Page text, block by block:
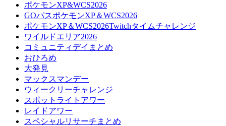
ポケモンXP&WCS2026
GOパスポケモンXP＆WCS2026
ポケモンXP＆WCS2026Twitchタイムチャレンジ
ワイルドエリア2026
コミュニティデイまとめ
おひろめ
大発見
マックスマンデー
ウィークリーチャレンジ
スポットライトアワー
レイドアワー
スペシャルリサーチまとめ